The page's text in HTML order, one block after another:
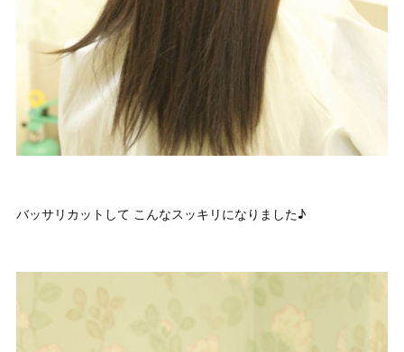
バッサリカットして こんなスッキリになりました♪